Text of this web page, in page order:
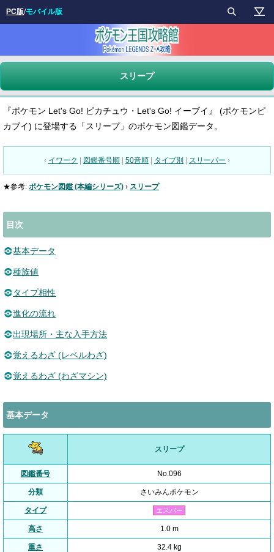
スリープ
『ポケモン Let's Go! ピカチュウ・Let's Go! イーブイ』 (ポケモンピ
カブイ) に登場する「スリープ」のポケモン図鑑データ。
‹ イワーク 図鑑番号順 50音順 タイプ別 スリーパー ›
★参考: ポケモン図鑑 (本編シリーズ) › スリープ
目次
基本データ
種族値
タイプ相性
進化の流れ
出現場所・主な入手方法
覚えるわざ (レベルわざ)
覚えるわざ (わざマシン)
基本データ
スリープ
図鑑番号 No.096
分類 さいみんポケモン
タイプ エスパー
高さ 1.0 m
重さ 32.4 kg
PC版/モバイル版